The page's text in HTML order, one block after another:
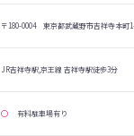
〒180-0004 東京都武蔵野市吉祥寺本町
JR吉祥寺駅,京王線 吉祥寺駅徒歩3分
◯ 有料駐車場有り